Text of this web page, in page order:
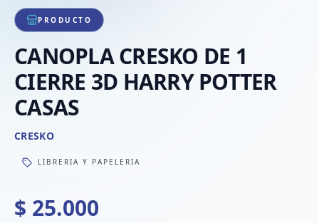
PRODUCTO
CANOPLA CRESKO DE 1
CIERRE 3D HARRY POTTER
CASAS
CRESKO
LIBRERIA Y PAPELERIA
$ 25.000